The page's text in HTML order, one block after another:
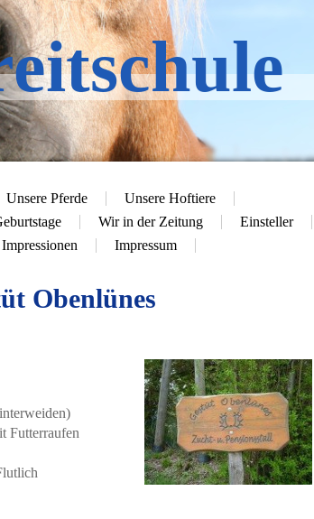
Unsere Pferde
Unsere Hoftiere
Wir in der Zeitung
Einsteller
Impressionen Impressum
Obenlünes
Futterraufen